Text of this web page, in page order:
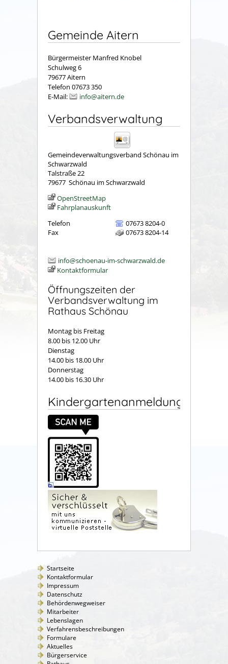
Gemeinde Aitern
Bürgermeister Manfred Knobel
Schulweg 6
79677 Aitern
Telefon 07673 350
E-Mail:
info@aitern.de
Verbandsverwaltung
Gemeindeverwaltungsverband Schönau im
Schwarzwald
Talstraße 22
79677 Schönau im Schwarzwald
OpenStreetMap
Fahrplanauskunft
Telefon
07673 8204-0
Fax
07673 8204-14
info@schoenau-im-schwarzwald.de
Kontaktformular
Öffnungszeiten der
Verbandsverwaltung im
Rathaus Schönau
Montag bis Freitag
8.00 bis 12.00 Uhr
Dienstag
14.00 bis 18.00 Uhr
Donnerstag
14.00 bis 16.30 Uhr
Kindergartenanmeldung
Startseite
Kontaktformular
Impressum
Datenschutz
Behördenwegweiser
Mitarbeiter
Lebenslagen
Verfahrensbeschreibungen
Formulare
Aktuelles
Bürgerservice